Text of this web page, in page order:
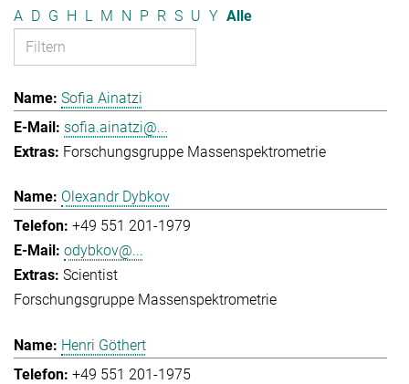
A D G H L M N P R S U Y Alle
Sofia Ainatzi
sofia.ainatzi@...
Forschungsgruppe Massenspektrometrie
Olexandr Dybkov
+49 551 201-1979
odybkov@...
Scientist
Forschungsgruppe Massenspektrometrie
Henri Göthert
+49 551 201-1975